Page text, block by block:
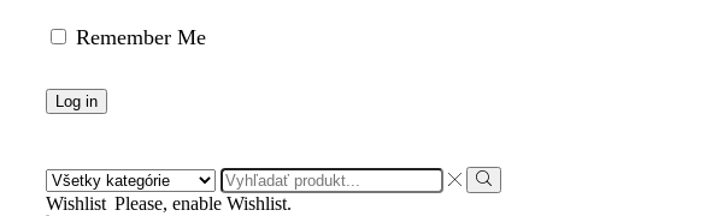
Remember Me
Log in
Search
input
Search
Wishlist Please, enable Wishlist.